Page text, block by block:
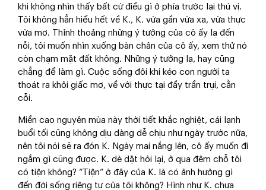
khi không nhìn thấy bất cứ điều gì ở phía trước lại thú vị.
Tôi không hẳn hiểu hết về K., K. vừa gần vừa xa, vừa thực
vừa mơ. Thỉnh thoảng những ý tưởng của cô ấy lạ đến
nỗi, tôi muốn nhìn xuống bàn chân của cô ấy, xem thử nó
còn chạm mặt đất không. Những ý tưởng lạ, hay cũng
chẳng để làm gì. Cuộc sống đôi khi kéo con người ta
thoát ra khỏi giấc mơ, về với thực tại đầy trần trụi, cằn
cỗi.
Miền cao nguyên mùa này thời tiết khắc nghiệt, cái lạnh
buổi tối cũng không dịu dàng dễ chịu như ngày trước nữa,
nên tôi nói sẽ ra đón K. Ngày mai nắng lên, cô ấy muốn đi
ngắm gì cũng được. K. dè dặt hỏi lại, ở qua đêm chỗ tôi
có tiện không? “Tiện” ở đây của K. là có ảnh hưởng gì
đến đời sống riêng tư của tôi không? Hình như K. chưa